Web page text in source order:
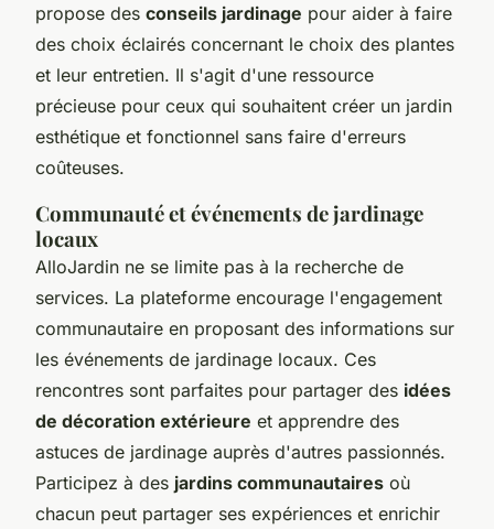
propose des conseils jardinage pour aider à faire
des choix éclairés concernant le choix des plantes
et leur entretien. Il s'agit d'une ressource
précieuse pour ceux qui souhaitent créer un jardin
esthétique et fonctionnel sans faire d'erreurs
coûteuses.
Communauté et événements de jardinage
locaux
AlloJardin ne se limite pas à la recherche de
services. La plateforme encourage l'engagement
communautaire en proposant des informations sur
les événements de jardinage locaux. Ces
rencontres sont parfaites pour partager des idées
de décoration extérieure et apprendre des
astuces de jardinage auprès d'autres passionnés.
Participez à des jardins communautaires où
chacun peut partager ses expériences et enrichir